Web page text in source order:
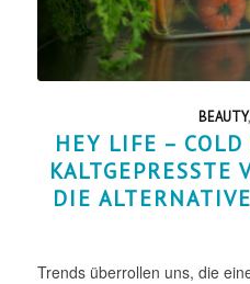
BEAUTY,
HEY LIFE – COLD
DIE
Trends überrollen uns, die